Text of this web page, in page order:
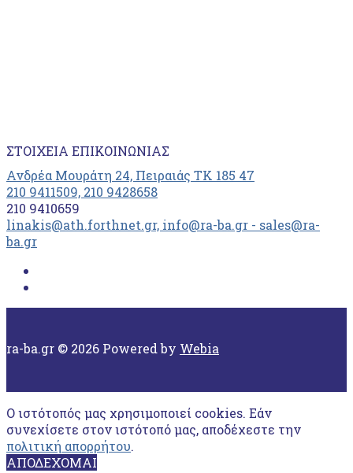
ΣΤΟΙΧΕΊΑ ΕΠΙΚΟΙΝΩΝΊΑΣ
Ανδρέα Μουράτη 24, Πειραιάς ΤΚ 185 47
210 9411509, 210 9428658
210 9410659
linakis@ath.forthnet.gr, info@ra-ba.gr - sales@ra-
ba.gr
ra-ba.gr © 2026 Powered by Webia
Ο ιστότοπός μας χρησιμοποιεί cookies. Εάν
συνεχίσετε στον ιστότοπό μας, αποδέχεστε την
πολιτική απορρήτου.
ΑΠΟΔΕΧΟΜΑΙ